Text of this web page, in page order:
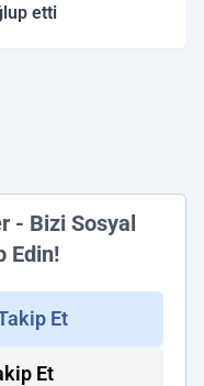
etti
- Bizi Sosyal
Edin!
Et
Et